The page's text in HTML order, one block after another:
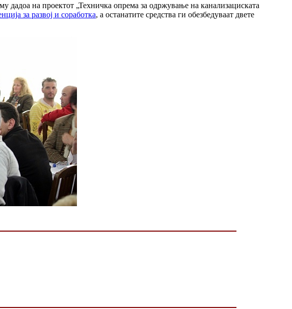
дадоа на проектот „Техничка опрема за одржување на канализациската
за развој и соработка, а останатите средства ги обезбедуваат двете